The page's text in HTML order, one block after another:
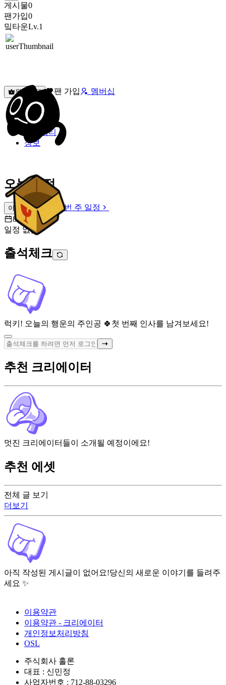
게시물0
팬가입0
밐타운Lv.1
원픽선택 팬 가입 멤버십
밐타운
피드
커뮤니티
정보
오늘 일정
이번 주 일정
이번 주 일정
8월 7일 [금]
일정 없음
출석체크
럭키! 오늘의 행운의 주인공 🍀 첫 번째 인사를 남겨보세요!
전체 글 보기
더보기
아직 작성된 게시글이 없어요!당신의 새로운 이야기를 들려주
세요 ✨
추천 크리에이터
멋진 크리에이터들이 소개될 예정이에요!
추천 에셋
이용약관
이용약관 - 크리에이터
개인정보처리방침
OSL
주식회사 홀론
대표 : 신민정
사업자번호 : 712-88-03296